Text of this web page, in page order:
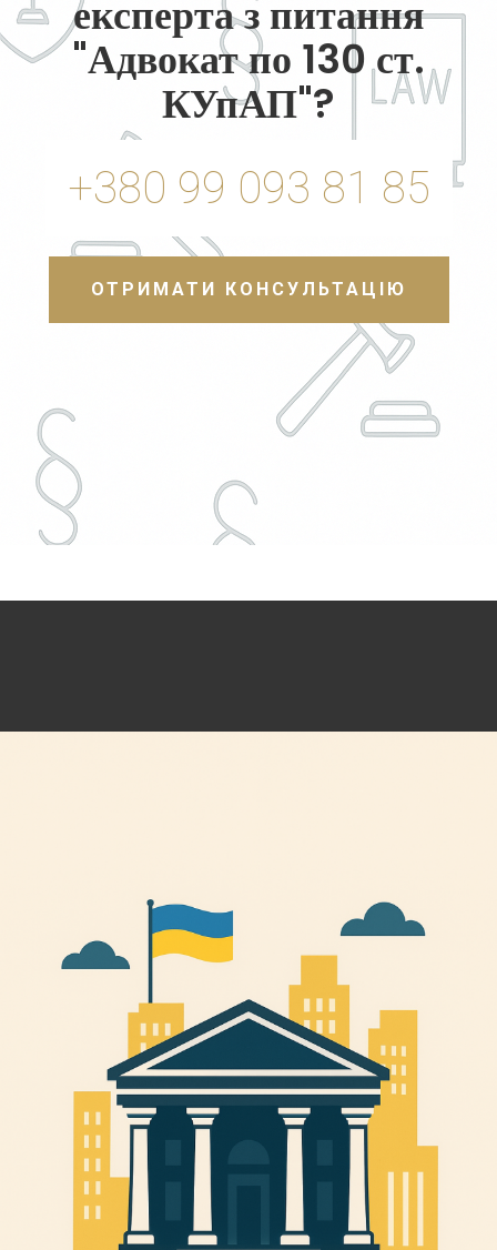
експерта з питання
"Адвокат по 130 ст.
КУпАП"?
+380 99 093 81 85
ОТРИМАТИ КОНСУЛЬТАЦІЮ